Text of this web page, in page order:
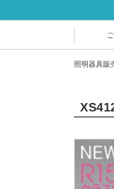
照明器具販